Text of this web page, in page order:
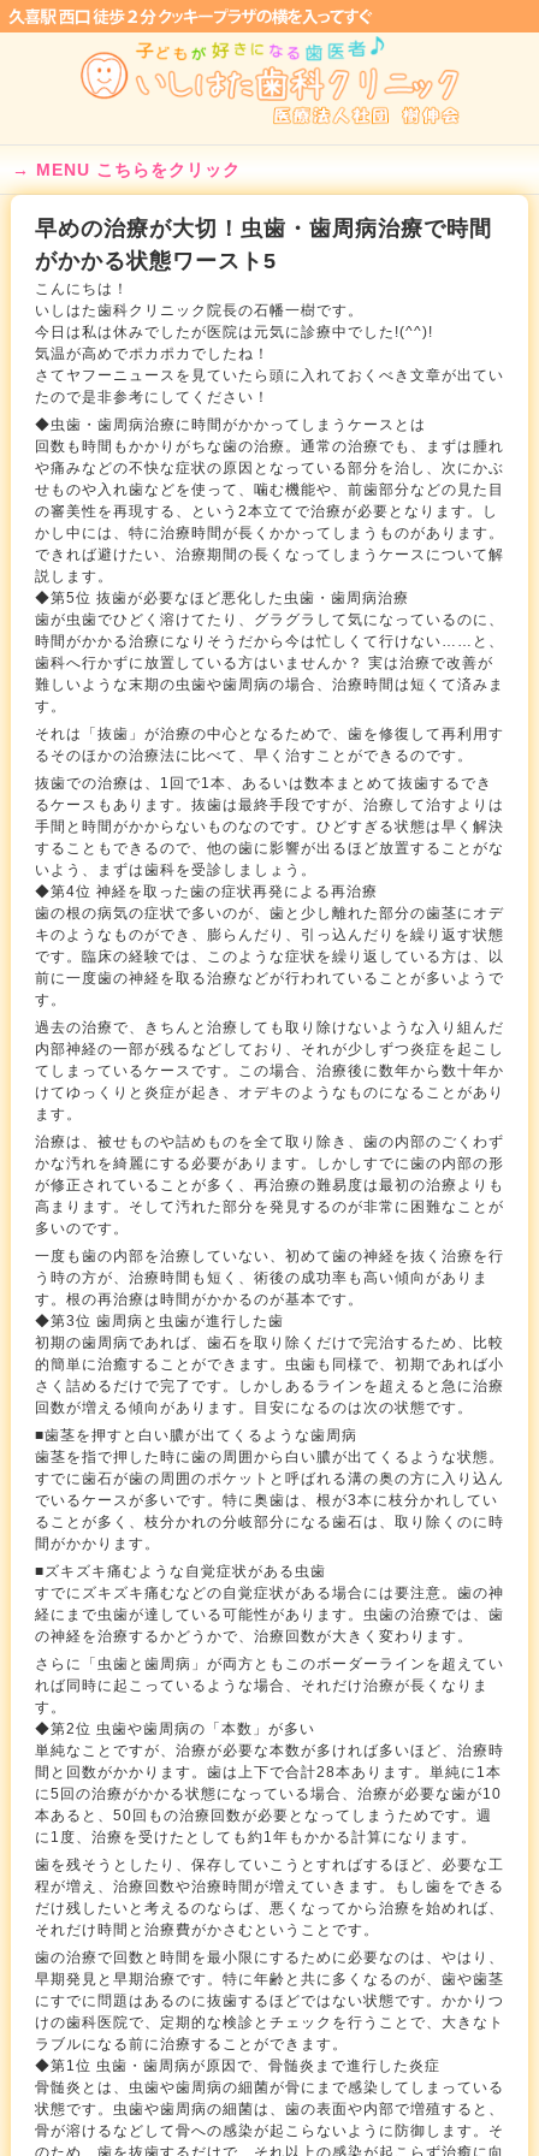
MENU こちらをクリック
早めの治療が大切！虫歯・歯周病治療で時間
がかかる状態ワースト5
こんにちは！
いしはた歯科クリニック院長の石幡一樹です。
今日は私は休みでしたが医院は元気に診療中でした!(^^)!
気温が高めでポカポカでしたね！
さてヤフーニュースを見ていたら頭に入れておくべき文章が出てい
たので是非参考にしてください！
◆虫歯・歯周病治療に時間がかかってしまうケースとは
回数も時間もかかりがちな歯の治療。通常の治療でも、まずは腫れ
や痛みなどの不快な症状の原因となっている部分を治し、次にかぶ
せものや入れ歯などを使って、噛む機能や、前歯部分などの見た目
の審美性を再現する、という2本立てで治療が必要となります。し
かし中には、特に治療時間が長くかかってしまうものがあります。
できれば避けたい、治療期間の長くなってしまうケースについて解
説します。
◆第5位 抜歯が必要なほど悪化した虫歯・歯周病治療
歯が虫歯でひどく溶けてたり、グラグラして気になっているのに、
時間がかかる治療になりそうだから今は忙しくて行けない……と、
歯科へ行かずに放置している方はいませんか？ 実は治療で改善が
難しいような末期の虫歯や歯周病の場合、治療時間は短くて済みま
す。
それは「抜歯」が治療の中心となるためで、歯を修復して再利用す
るそのほかの治療法に比べて、早く治すことができるのです。
抜歯での治療は、1回で1本、あるいは数本まとめて抜歯するでき
るケースもあります。抜歯は最終手段ですが、治療して治すよりは
手間と時間がかからないものなのです。ひどすぎる状態は早く解決
することもできるので、他の歯に影響が出るほど放置することがな
いよう、まずは歯科を受診しましょう。
◆第4位 神経を取った歯の症状再発による再治療
歯の根の病気の症状で多いのが、歯と少し離れた部分の歯茎にオデ
キのようなものができ、膨らんだり、引っ込んだりを繰り返す状態
です。臨床の経験では、このような症状を繰り返している方は、以
前に一度歯の神経を取る治療などが行われていることが多いようで
す。
過去の治療で、きちんと治療しても取り除けないような入り組んだ
内部神経の一部が残るなどしており、それが少しずつ炎症を起こし
てしまっているケースです。この場合、治療後に数年から数十年か
けてゆっくりと炎症が起き、オデキのようなものになることがあり
ます。
治療は、被せものや詰めものを全て取り除き、歯の内部のごくわず
かな汚れを綺麗にする必要があります。しかしすでに歯の内部の形
が修正されていることが多く、再治療の難易度は最初の治療よりも
高まります。そして汚れた部分を発見するのが非常に困難なことが
多いのです。
一度も歯の内部を治療していない、初めて歯の神経を抜く治療を行
う時の方が、治療時間も短く、術後の成功率も高い傾向がありま
す。根の再治療は時間がかかるのが基本です。
◆第3位 歯周病と虫歯が進行した歯
初期の歯周病であれば、歯石を取り除くだけで完治するため、比較
的簡単に治癒することができます。虫歯も同様で、初期であれば小
さく詰めるだけで完了です。しかしあるラインを超えると急に治療
回数が増える傾向があります。目安になるのは次の状態です。
■歯茎を押すと白い膿が出てくるような歯周病
歯茎を指で押した時に歯の周囲から白い膿が出てくるような状態。
すでに歯石が歯の周囲のポケットと呼ばれる溝の奥の方に入り込ん
でいるケースが多いです。特に奥歯は、根が3本に枝分かれしてい
ることが多く、枝分かれの分岐部分になる歯石は、取り除くのに時
間がかかります。
■ズキズキ痛むような自覚症状がある虫歯
すでにズキズキ痛むなどの自覚症状がある場合には要注意。歯の神
経にまで虫歯が達している可能性があります。虫歯の治療では、歯
の神経を治療するかどうかで、治療回数が大きく変わります。
さらに「虫歯と歯周病」が両方ともこのボーダーラインを超えてい
れば同時に起こっているような場合、それだけ治療が長くなりま
す。
◆第2位 虫歯や歯周病の「本数」が多い
単純なことですが、治療が必要な本数が多ければ多いほど、治療時
間と回数がかかります。歯は上下で合計28本あります。単純に1本
に5回の治療がかかる状態になっている場合、治療が必要な歯が10
本あると、50回もの治療回数が必要となってしまうためです。週
に1度、治療を受けたとしても約1年もかかる計算になります。
歯を残そうとしたり、保存していこうとすればするほど、必要な工
程が増え、治療回数や治療時間が増えていきます。もし歯をできる
だけ残したいと考えるのならば、悪くなってから治療を始めれば、
それだけ時間と治療費がかさむということです。
歯の治療で回数と時間を最小限にするために必要なのは、やはり、
早期発見と早期治療です。特に年齢と共に多くなるのが、歯や歯茎
にすでに問題はあるのに抜歯するほどではない状態です。かかりつ
けの歯科医院で、定期的な検診とチェックを行うことで、大きなト
ラブルになる前に治療することができます。
◆第1位 虫歯・歯周病が原因で、骨髄炎まで進行した炎症
骨髄炎とは、虫歯や歯周病の細菌が骨にまで感染してしまっている
状態です。虫歯や歯周病の細菌は、歯の表面や内部で増殖すると、
骨が溶けるなどして骨への感染が起こらないように防御します。そ
のため、歯を抜歯するだけで、それ以上の感染が起こらず治癒に向